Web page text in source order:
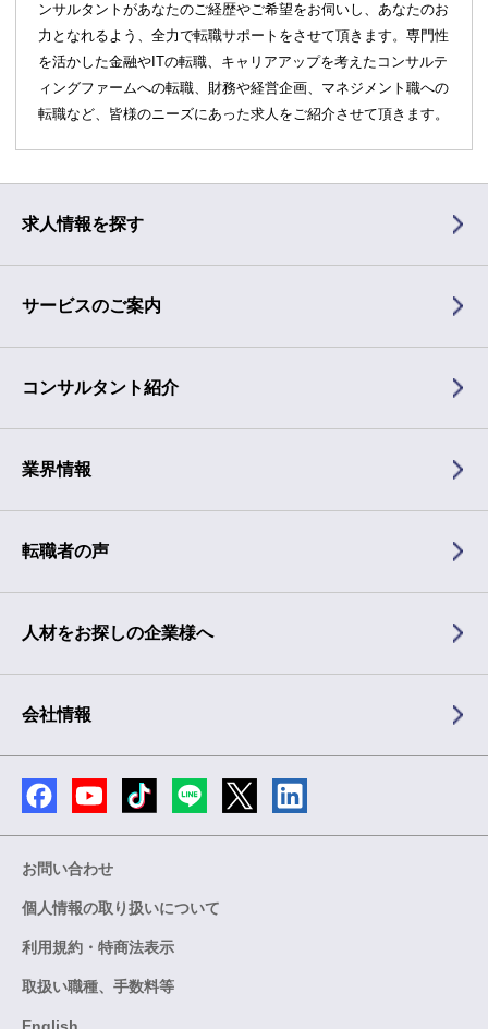
ンサルタントがあなたのご経歴やご希望をお伺いし、あなたのお
力となれるよう、全力で転職サポートをさせて頂きます。専門性
を活かした金融やITの転職、キャリアアップを考えたコンサルテ
ィングファームへの転職、財務や経営企画、マネジメント職への
転職など、皆様のニーズにあった求人をご紹介させて頂きます。
求人情報を探す
サービスのご案内
コンサルタント紹介
業界情報
転職者の声
人材をお探しの企業様へ
会社情報
お問い合わせ
個人情報の取り扱いについて
利用規約・特商法表示
取扱い職種、手数料等